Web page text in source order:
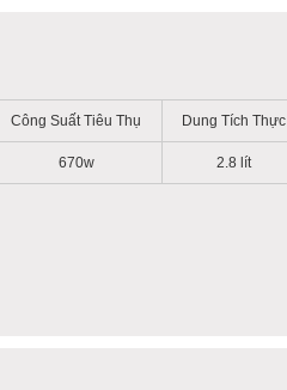
Công Suất Tiêu Thụ Dung Tích Thực
670w
2.8 lít